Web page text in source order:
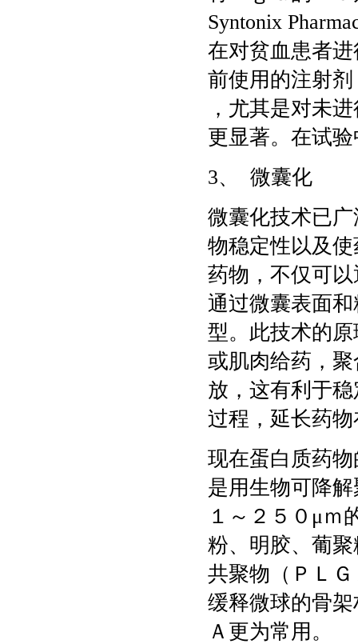
Syntonix
在对贫血患者
前使用的注射
，尤其是对未
更显著。在试
3、 微囊化
微囊化技术已
物稳定性以及
药物，不仅可
通过微囊表面
型。此技术的
或肌肉给药，
放，这有利于
过程，延长药
现在蛋白质药
是用生物可降
１～２５０μｍ
粉、明胶、葡
共聚物（ＰＬ
缓释微球的骨
Ａ更为常用。